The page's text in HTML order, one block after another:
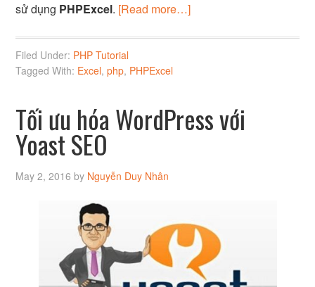
sử dụng PHPExcel. [Read more…]
Filed Under: PHP Tutorial
Tagged With: Excel,php, PHPExcel
Tối ưu hóa WordPress với
Yoast SEO
May 2, 2016 by Nguyễn Duy Nhân